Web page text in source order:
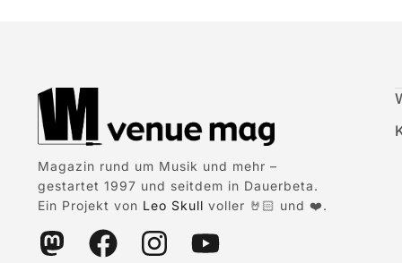
Magazin rund um Musik und mehr –
gestartet 1997 und seitdem in Dauerbeta.
Ein Projekt von Leo Skull voller 🤘🏻 und ❤️.